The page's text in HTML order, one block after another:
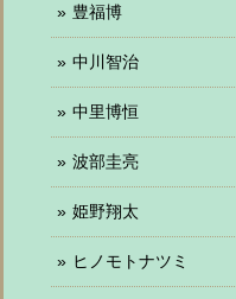
豊福博
中川智治
中里博恒
波部圭亮
姫野翔太
ヒノモトナツミ